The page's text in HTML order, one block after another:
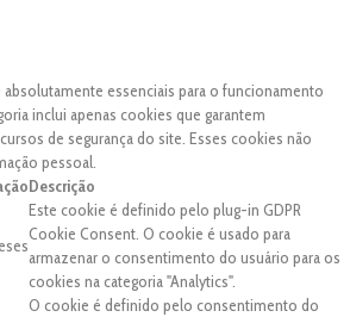
essenciais para o funcionamento
inclui apenas cookies que garantem
de segurança do site. Esses cookies não
pessoal.
Descrição
Este cookie é definido pelo plug-in GDPR
Cookie Consent. O cookie é usado para
armazenar o consentimento do usuário para os
cookies na categoria "Analytics".
O cookie é definido pelo consentimento do